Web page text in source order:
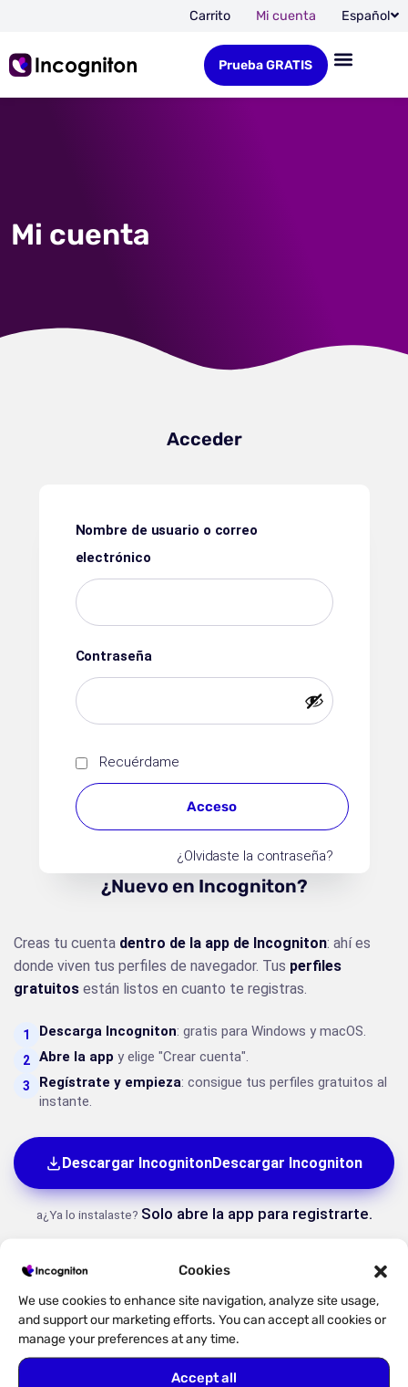
Cookies
We use cookies to enhance site navigation, analyze site usage,
and support our marketing efforts. You can accept all cookies or
manage your preferences at any time.
Accept all
Carrito Mi cuenta Español
Prueba GRATIS
Mi cuenta
Acceder
Nombre de usuario o correo
electrónico
Contraseña
Recuérdame
Acceso
¿Olvidaste la contraseña?
¿Nuevo en Incogniton?
Creas tu cuenta dentro de la app de Incogniton: ahí es
donde viven tus perfiles de navegador. Tus perfiles
gratuitos están listos en cuanto te registras.
1 Descarga Incogniton: gratis para Windows y macOS.
2 Abre la app y elige "Crear cuenta".
3 Regístrate y empieza: consigue tus perfiles gratuitos al
instante.
Descargar IncognitonDescargar Incogniton
a¿Ya lo instalaste? Solo abre la app para registrarte.